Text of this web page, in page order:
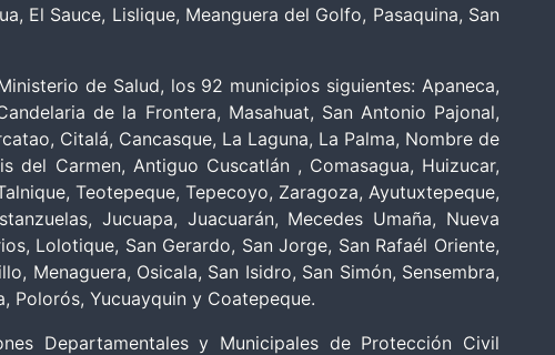
El Sauce, Lislique, Meanguera del Golfo, Pasaquina, San
de Salud, los 92 municipios siguientes: Apaneca,
de la Frontera, Masahuat, San Antonio Pajonal,
Citalá, Cancasque, La Laguna, La Palma, Nombre de
del Carmen, Antiguo Cuscatlán , Comasagua, Huizucar,
Teotepeque, Tepecoyo, Zaragoza, Ayutuxtepeque,
Jucuapa, Juacuarán, Mecedes Umaña, Nueva
Lolotique, San Gerardo, San Jorge, San Rafaél Oriente,
Menaguera, Osicala, San Isidro, San Simón, Sensembra,
Polorós, Yucuayquin y Coatepeque.
Departamentales y Municipales de Protección Civil